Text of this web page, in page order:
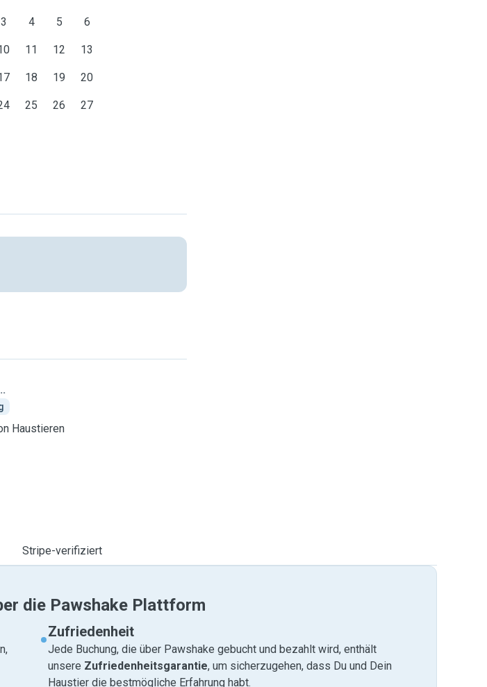
3 4 5 6
11 12 13
18 19 20
25 26 27
Haustieren
Stripe-verifiziert
die Pawshake Plattform
Zufriedenheit
Jede Buchung, die über Pawshake gebucht und bezahlt wird, enthält
unsere Zufriedenheitsgarantie, um sicherzugehen, dass Du und Dein
Haustier die bestmögliche Erfahrung habt.